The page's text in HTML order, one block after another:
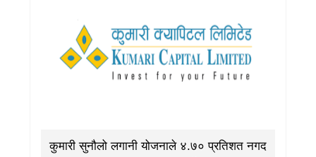
कुमारी सुनौलो लगानी योजनाले ४.७० प्रतिशत नगद